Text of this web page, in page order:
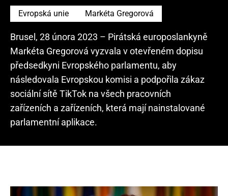
Evropská unie Markéta Gregorová
Brusel, 28 února 2023 – Pirátská europoslankyně
Markéta Gregorová vyzvala v otevřeném dopisu
předsedkyni Evropského parlamentu, aby
následovala Evropskou komisi a podpořila zákaz
sociální sítě TikTok na všech pracovních
zařízeních a zařízeních, která mají nainstalované
parlamentní aplikace.